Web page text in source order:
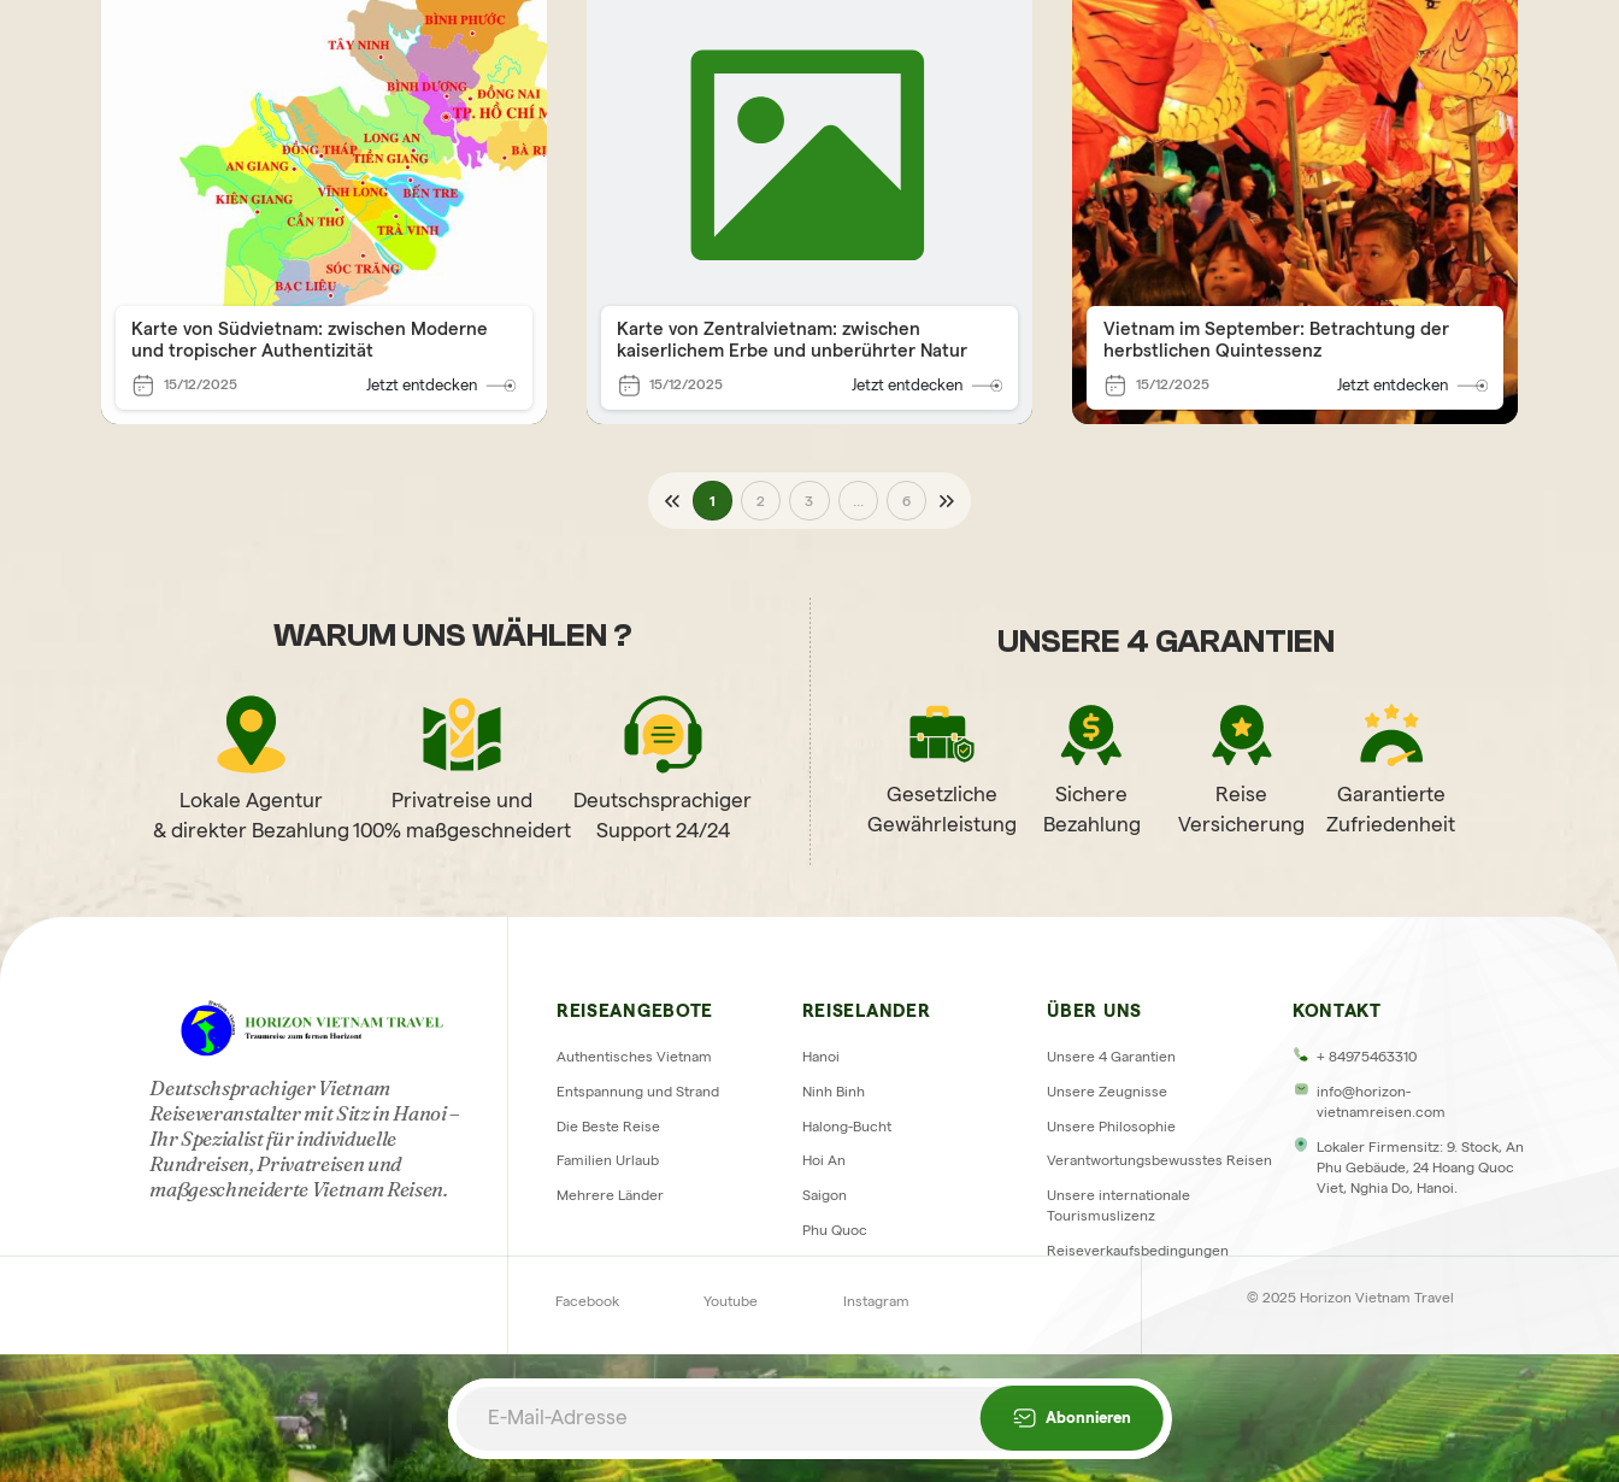
Karte von Südvietnam: zwischen Moderne
und tropischer Authentizität
15/12/2025 Jetzt entdecken
Karte von Zentralvietnam: zwischen
kaiserlichem Erbe und unberührter Natur
15/12/2025 Jetzt entdecken
Vietnam im September: Betrachtung der
herbstlichen Quintessenz
15/12/2025 Jetzt entdecken
1 2 3 6
WARUM UNS WÄHLEN ?
Lokale Agentur
& direkter Bezahlung
Privatreise und
100% maßgeschneidert
Deutschsprachiger
Support 24/24
UNSERE 4 GARANTIEN
Gesetzliche
Gewährleistung
Sichere
Bezahlung
Reise
Versicherung
Garantierte
Zufriedenheit
HORIZON VIETNAM REISEBEWERTUNGEN
Abonnieren
Deutschsprachiger Vietnam
Reiseveranstalter mit Sitz in Hanoi –
Ihr Spezialist für individuelle
Rundreisen, Privatreisen und
maßgeschneiderte Vietnam Reisen.
REISEANGEBOTE
Authentisches Vietnam
Entspannung und Strand
Die Beste Reise
Familien Urlaub
Mehrere Länder
REISELANDER
Hanoi
Ninh Binh
Halong-Bucht
Hoi An
Saigon
Phu Quoc
ÜBER UNS
Unsere 4 Garantien
Unsere Zeugnisse
Unsere Philosophie
Verantwortungsbewusstes Reisen
Unsere internationale
Tourismuslizenz
Reiseverkaufsbedingungen
KONTAKT
+ 84975463310
info@horizon-
vietnamreisen.com
Lokaler Firmensitz: 9. Stock, An
Phu Gebäude, 24 Hoang Quoc
Viet, Nghia Do, Hanoi.
Facebook Youtube Instagram © 2025 Horizon Vietnam Travel